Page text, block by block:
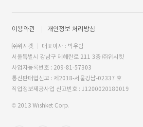
이용약관 개인정보 처리방침
㈜위시켓
대표이사 : 박우범
서울특별시 강남구 테헤란로 211 3층 ㈜위시켓
사업자등록번호 : 209-81-57303
통신판매업신고 : 제2018-서울강남-02337 호
직업정보제공사업 신고번호 : J1200020180019
© 2013 Wishket Corp.